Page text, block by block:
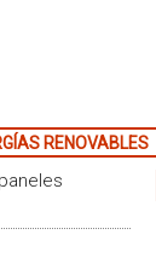
RENOVABLES